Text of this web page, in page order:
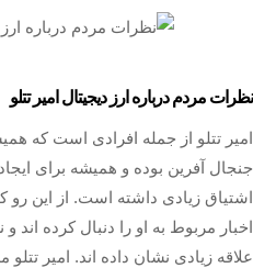
نظرات مردم درباره ارز دیجیتال امیر تتلو
امیر تتلو از جمله افرادی است که
جنجال آفرین بوده و همیشه برای
اشتیاق زیادی داشته است. از این رو
اخبار مربوط به او را دنبال کرده اند و
علاقه زیادی نشان داده اند. امیر